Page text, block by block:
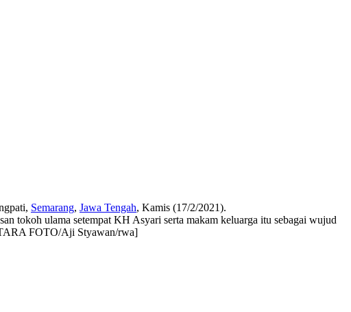
Semarang, Jawa Tengah, Kamis (17/2/2021).
tokoh ulama setempat KH Asyari serta makam keluarga itu sebagai wujud
FOTO/Aji Styawan/rwa]